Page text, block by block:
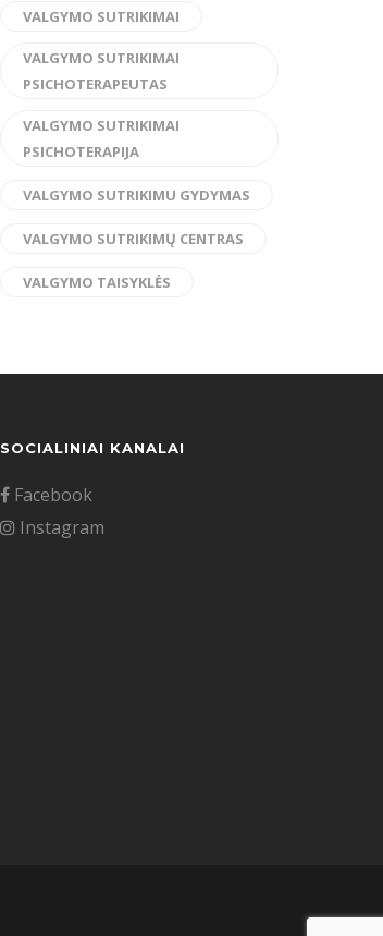
VALGYMO SUTRIKIMAI
VALGYMO SUTRIKIMAI
PSICHOTERAPEUTAS
VALGYMO SUTRIKIMAI
PSICHOTERAPIJA
VALGYMO SUTRIKIMU GYDYMAS
VALGYMO SUTRIKIMŲ CENTRAS
VALGYMO TAISYKLĖS
SOCIALINIAI KANALAI
Facebook
Instagram